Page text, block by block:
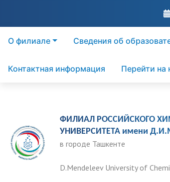
О филиале Сведения об
Контактная информация Перейти на
ФИЛИАЛ РОССИЙСКОГО
УНИВЕРСИТЕТА имени
в городе Ташкенте
D.Mendeleev University of